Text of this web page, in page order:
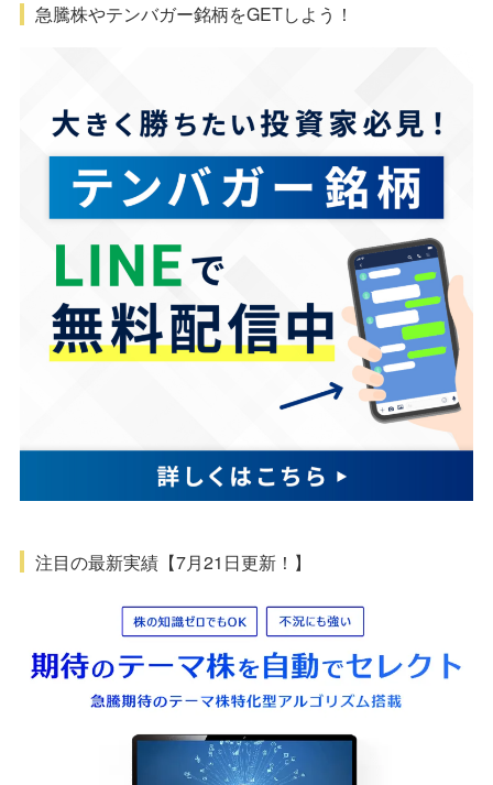
急騰株やテンバガー銘柄をGETしよう！
注目の最新実績【7月21日更新！】